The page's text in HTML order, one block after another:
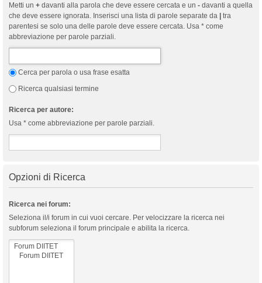
Metti un + davanti alla parola che deve essere cercata e un - davanti a quella
che deve essere ignorata. Inserisci una lista di parole separate da
tra
parentesi se solo una delle parole deve essere cercata. Usa * come
abbreviazione per parole parziali.
Cerca per parola o usa frase esatta
Ricerca qualsiasi termine
Ricerca per autore:
Usa * come abbreviazione per parole parziali.
Opzioni di Ricerca
Ricerca nei forum:
Seleziona il/i forum in cui vuoi cercare. Per velocizzare la ricerca nei
subforum seleziona il forum principale e abilita la ricerca.